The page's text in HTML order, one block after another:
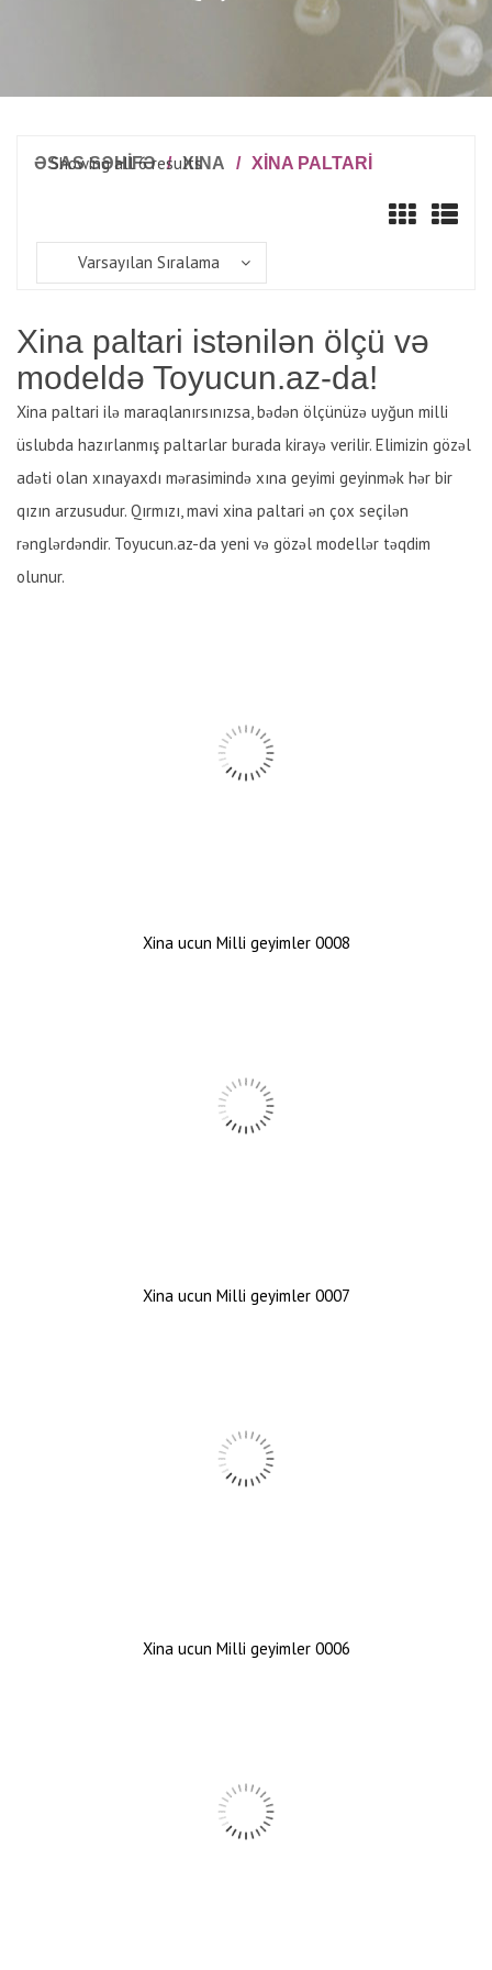
ƏSAS SƏHİFƏ / XINA / XINA PALTARI
Showing all 6 results
Varsayılan Sıralama
Xina paltari istənilən ölçü və
modeldə Toyucun.az-da!
Xina paltari ilə maraqlanırsınızsa, bədən ölçünüzə uyğun milli
üslubda hazırlanmış paltarlar burada kirayə verilir. Elimizin gözəl
adəti olan xınayaxdı mərasimində xına geyimi geyinmək hər bir
qızın arzusudur. Qırmızı, mavi xina paltari ən çox seçilən
rənglərdəndir. Toyucun.az-da yeni və gözəl modellər təqdim
olunur.
Xina ucun Milli geyimler 0008
Xina ucun Milli geyimler 0007
Xina ucun Milli geyimler 0006